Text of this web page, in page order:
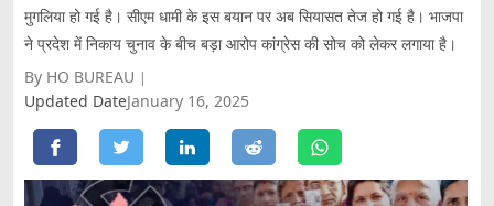
मुगलिया हो गई है। सीएम धामी के इस बयान पर अब सियासत तेज हो गई है। भाजपा
ने प्रदेश में निकाय चुनाव के बीच बड़ा आरोप कांग्रेस की सोच को लेकर लगाया है।
By HO BUREAU
Updated DateJanuary 16, 2025